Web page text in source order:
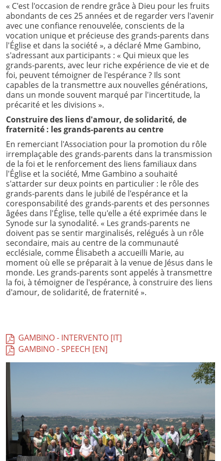
« C'est l'occasion de rendre grâce à Dieu pour les fruits
abondants de ces 25 années et de regarder vers l'avenir
avec une confiance renouvelée, conscients de la
vocation unique et précieuse des grands-parents dans
l'Église et dans la société », a déclaré Mme Gambino,
s'adressant aux participants : « Qui mieux que les
grands-parents, avec leur riche expérience de vie et de
foi, peuvent témoigner de l'espérance ? Ils sont
capables de la transmettre aux nouvelles générations,
dans un monde souvent marqué par l'incertitude, la
précarité et les divisions ».
Construire des liens d'amour, de solidarité, de
fraternité : les grands-parents au centre
En remerciant l'Association pour la promotion du rôle
irremplaçable des grands-parents dans la transmission
de la foi et le renforcement des liens familiaux dans
l'Église et la société, Mme Gambino a souhaité
s'attarder sur deux points en particulier : le rôle des
grands-parents dans le jubilé de l'espérance et la
coresponsabilité des grands-parents et des personnes
âgées dans l'Église, telle qu'elle a été exprimée dans le
Synode sur la synodalité. « Les grands-parents ne
doivent pas se sentir marginalisés, relégués à un rôle
secondaire, mais au centre de la communauté
ecclésiale, comme Élisabeth a accueilli Marie, au
moment où elle se préparait à la venue de Jésus dans le
monde. Les grands-parents sont appelés à transmettre
la foi, à témoigner de l'espérance, à construire des liens
d'amour, de solidarité, de fraternité ».
GAMBINO - INTERVENTO [IT]
GAMBINO - SPEECH [EN]